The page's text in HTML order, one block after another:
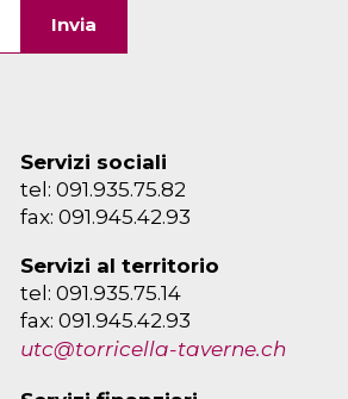
Servizi sociali
tel: 091.935.75.82
fax: 091.945.42.93
Servizi al territorio
tel: 091.935.75.14
fax: 091.945.42.93
utc@torricella-taverne.ch